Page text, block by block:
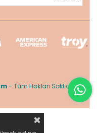
- Tüm Hakları Saklıdır.